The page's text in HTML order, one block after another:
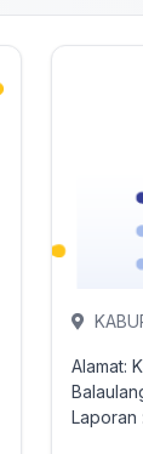
Alamat:
Laporan